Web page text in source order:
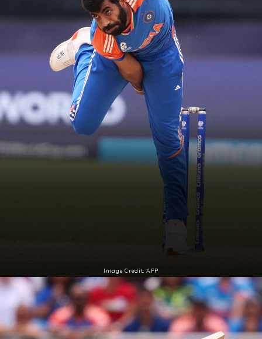
Image Credit: AFP